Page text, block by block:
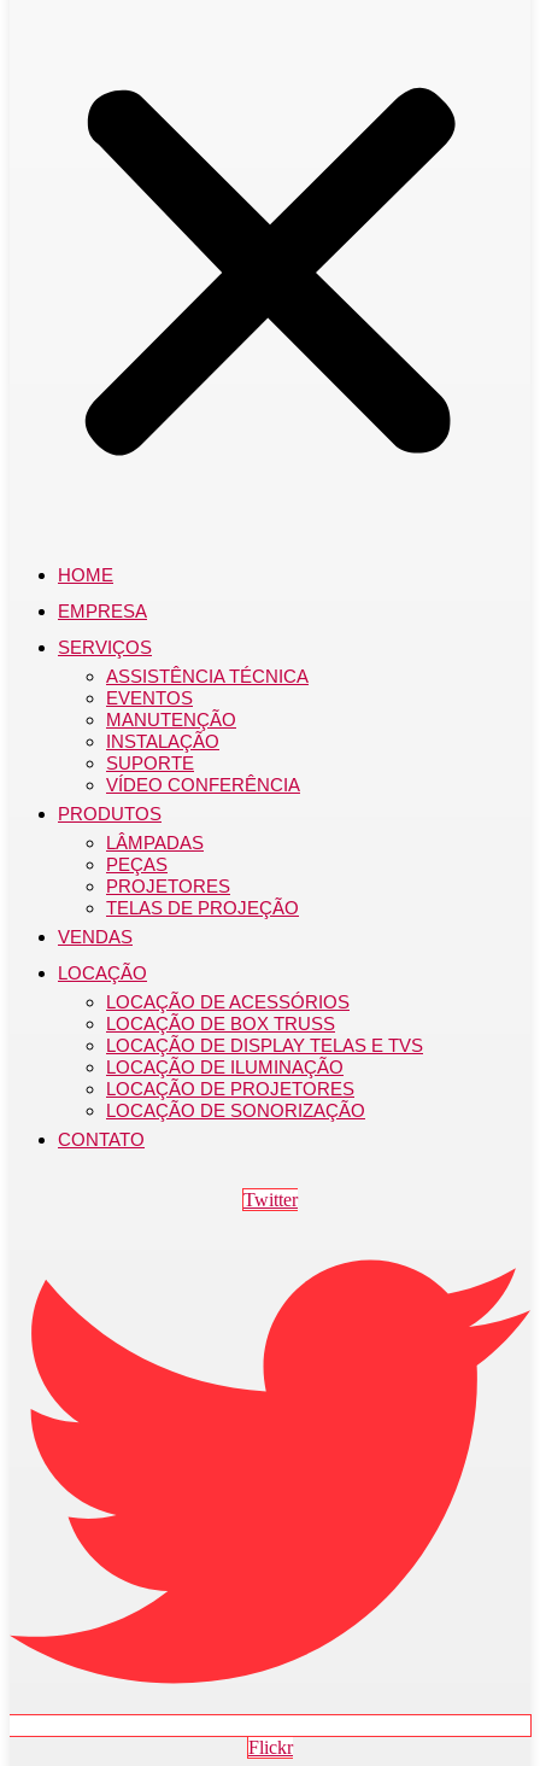
HOME
EMPRESA
SERVIÇOS
ASSISTÊNCIA TÉCNICA
EVENTOS
MANUTENÇÃO
INSTALAÇÃO
SUPORTE
VÍDEO CONFERÊNCIA
PRODUTOS
LÂMPADAS
PEÇAS
PROJETORES
TELAS DE PROJEÇÃO
VENDAS
LOCAÇÃO
LOCAÇÃO DE ACESSÓRIOS
LOCAÇÃO DE BOX TRUSS
LOCAÇÃO DE DISPLAY TELAS E TVS
LOCAÇÃO DE ILUMINAÇÃO
LOCAÇÃO DE PROJETORES
LOCAÇÃO DE SONORIZAÇÃO
CONTATO
Twitter
Flickr